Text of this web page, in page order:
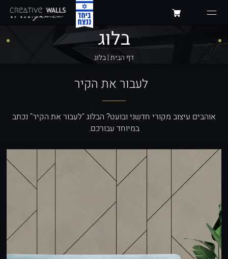
בלוג
דף הבית|בלוג
לעבור את הקיר
אוהבים עיצוב מקורי חדשני ובועט? הבלוג "לעבור את הקיר" נכתב
במיוחד עבורכם.